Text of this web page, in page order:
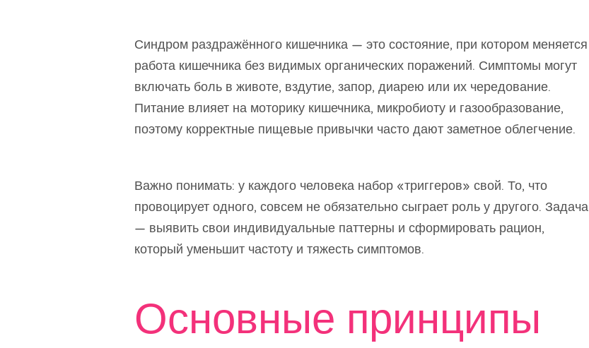
Синдром раздражённого кишечника — это состояние, при котором меняется
работа кишечника без видимых органических поражений. Симптомы могут
включать боль в животе, вздутие, запор, диарею или их чередование.
Питание влияет на моторику кишечника, микробиоту и газообразование,
поэтому корректные пищевые привычки часто дают заметное облегчение.
Важно понимать: у каждого человека набор «триггеров» свой. То, что
провоцирует одного, совсем не обязательно сыграет роль у другого. Задача
— выявить свои индивидуальные паттерны и сформировать рацион,
который уменьшит частоту и тяжесть симптомов.
Основные принципы